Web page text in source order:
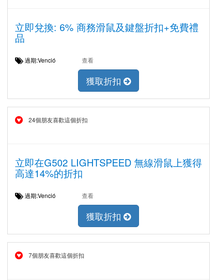
立即兌換: 6% 商務滑鼠及鍵盤折扣+免費禮
品
過期:Venció 查看
獲取折扣
24個朋友喜歡這個折扣
立即在G502 LIGHTSPEED 無線滑鼠上獲得
高達14%的折扣
過期:Venció 查看
獲取折扣
7個朋友喜歡這個折扣